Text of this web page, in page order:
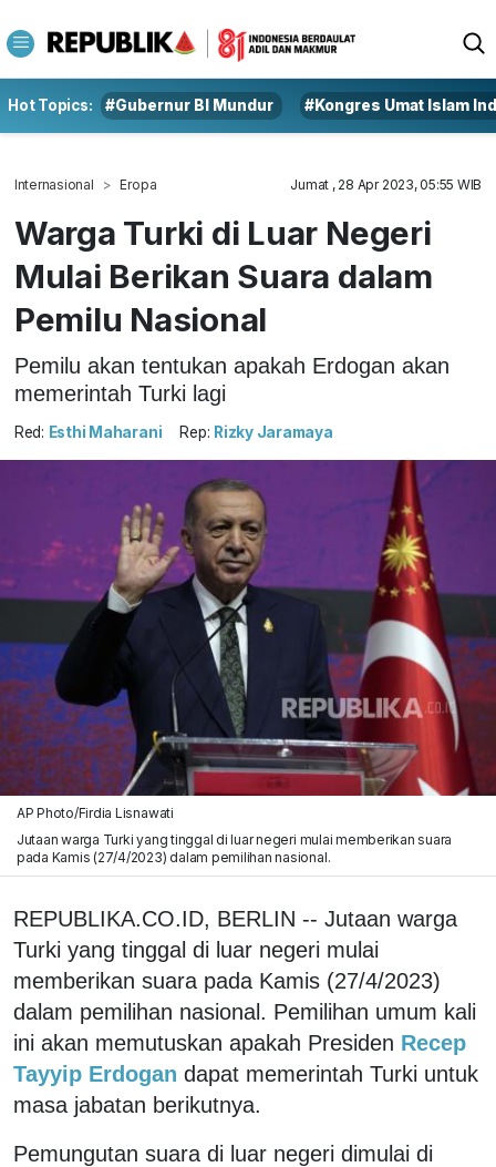
Hot Topics: #Gubernur BI Mundur #Kongres Umat Islam
Internasional Eropa Jumat , 28 Apr 2023, 05:55 WIB
Warga Turki di Luar Negeri
Mulai Berikan Suara dalam
Pemilu Nasional
Pemilu akan tentukan apakah Erdogan akan
memerintah Turki lagi
Red: Esthi Maharani Rep: Rizky Jaramaya
AP Photo/Firdia Lisnawati
Jutaan warga Turki yang tinggal di luar negeri mulai memberikan suara
pada Kamis (27/4/2023) dalam pemilihan nasional.
REPUBLIKA.CO.ID, BERLIN -- Jutaan warga
Turki yang tinggal di luar negeri mulai
memberikan suara pada Kamis (27/4/2023)
dalam pemilihan nasional. Pemilihan umum kali
ini akan memutuskan apakah Presiden Recep
Tayyip Erdogan dapat memerintah Turki untuk
masa jabatan berikutnya.
Pemungutan suara di luar negeri dimulai di